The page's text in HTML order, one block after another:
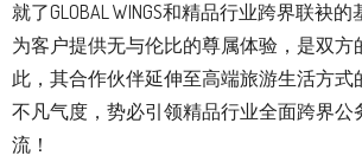
就了GLOBAL WINGS和精品行业跨界联袂
为客户提供无与伦比的尊属体验，是双方
此，其合作伙伴延伸至高端旅游生活方式
不凡气度，势必引领精品行业全面跨界公
流！